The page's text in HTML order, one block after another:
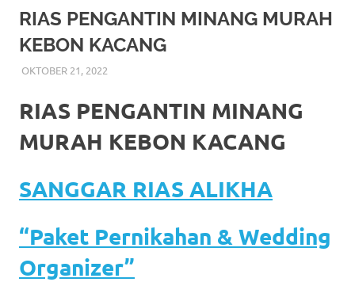
More
hints
rolex
replica
my
https://www.watchesf.com
To
learn
RIAS PENGANTIN MINANG MURAH
KEBON KACANG
OKTOBER 21, 2022
RIAS PENGANTIN MINANG
MURAH KEBON KACANG
SANGGAR RIAS ALIKHA
“Paket Pernikahan & Wedding
Organizer”